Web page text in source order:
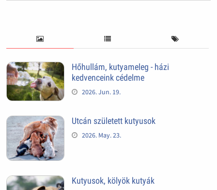
Hőhullám, kutyameleg - házi
kedvenceink cédelme
2026. Jun. 19.
Utcán született kutyusok
2026. May. 23.
Kutyusok, kölyök kutyák